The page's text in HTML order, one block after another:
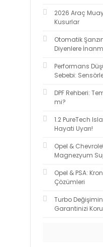
2026 Araç
Kusurlar
Otomatik
Diyenlere
Performans
Sebebi:
DPF Rehberi:
mi?
1.2 PureTech
Hayati Uyarı!
Opel &
Magnezyum
Opel & PSA:
Çözümleri
Turbo
Garantinizi